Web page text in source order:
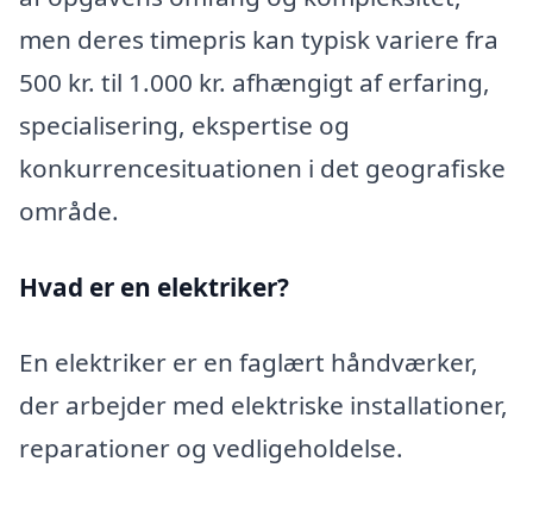
men deres timepris kan typisk variere fra
500 kr. til 1.000 kr. afhængigt af erfaring,
specialisering, ekspertise og
konkurrencesituationen i det geografiske
område.
Hvad er en elektriker?
En elektriker er en faglært håndværker,
der arbejder med elektriske installationer,
reparationer og vedligeholdelse.